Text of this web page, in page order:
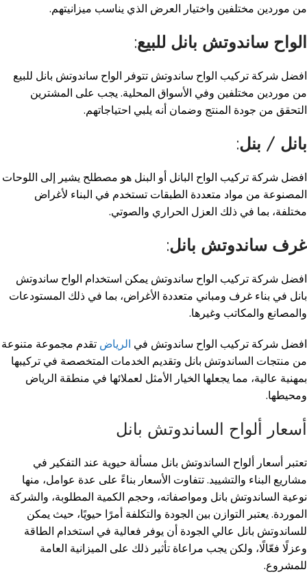
من موردين مختلفين واختيار العرض الذي يناسب ميزانيتهم.
الواح ساندوتش بانل للبيع:
افضل شركة تركيب الواح ساندوتش تتوفر الواح ساندوتش بانل للبيع
من موردين مختلفين وفي الأسواق المحلية. يجب على المشترين
التحقق من جودة المنتج وضمان أنه يلبي احتياجاتهم.
بانل / بنل:
افضل شركة تركيب الواح البانل أو البنل هو مصطلح يشير إلى اللوحات
المصنوعة من مواد متعددة الطبقات تستخدم في البناء لأغراض
مختلفة، بما في ذلك العزل الحراري والصوتي.
غرف ساندوتش بانل:
افضل شركة تركيب الواح ساندوتش يمكن استخدام الواح ساندوتش
بانل في بناء غرف ومباني متعددة الأغراض، بما في ذلك المستودعات
والمصانع والمكاتب وغيرها.
افضل شركة تركيب الواح ساندوتش في الرياض تقدم مجموعة متنوعة
من منتجات الساندوتش بانل وتقديم الخدمات المتخصصة في تركيبها
بمهنية عالية، مما يجعلها الخيار الأمثل لعملائها في منطقة الرياض
ومحيطها.
أسعار ألواح الساندوتش بانل
تعتبر أسعار ألواح الساندوتش بانل مسألة حيوية عند التفكير في
مشاريع البناء والتشييد. تتفاوت الأسعار بناءً على عدة عوامل، منها
نوعية الساندوتش بانل ومواصفاته، وحجم الكمية المطلوبة، والشركة
الموردة. يعتبر التوازن بين الجودة والتكلفة أمرًا حيويًا، حيث يمكن
للساندوتش بانل عالي الجودة أن يوفر فعالية في استخدام الطاقة
وعزلًا فعّالًا، ولكن يجب مراعاة تأثير ذلك على الميزانية العامة
للمشروع.